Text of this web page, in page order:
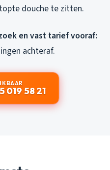
douche te zitten.
en vast tarief vooraf:
achteraf.
019 58 21